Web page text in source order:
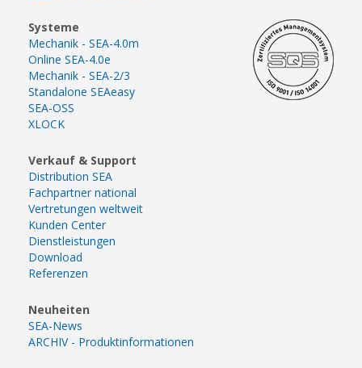
Systeme
Mechanik - SEA-4.0m
Online SEA-4.0e
Mechanik - SEA-2/3
Standalone SEAeasy
SEA-OSS
XLOCK
Verkauf & Support
Distribution SEA
Fachpartner national
Vertretungen weltweit
Kunden Center
Dienstleistungen
Download
Referenzen
Neuheiten
SEA-News
ARCHIV - Produktinformationen